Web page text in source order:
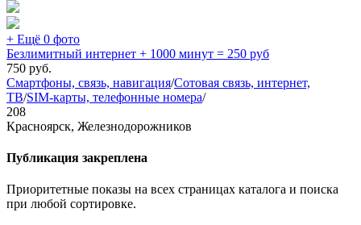
+ Ещё 0 фото
Безлимитный интернет + 1000 минут = 250 руб
750 руб.
Смартфоны, связь, навигация/Сотовая связь, интернет,
ТВ/SIM-карты, телефонные номера/
208
Красноярск, Железнодорожников
Публикация закреплена
Приоритетные показы на всех страницах каталога и поиска
при любой сортировке.